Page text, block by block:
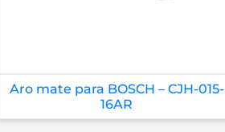
Aro mate para BOSCH – CJH-015-
16AR